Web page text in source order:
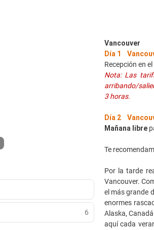
6
Vancouver
Día 1
Recepción en
Nota: Las
arribando/
3 horas.
Día 2
Mañana libre
Te
Por la tarde
Vancouver.
el más grande
enormes
Alaska,
aquí cada